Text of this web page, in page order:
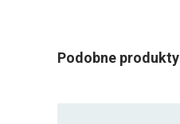
Podobne produkty